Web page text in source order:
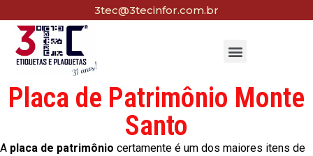
3tec@3tecinfor.com.br
Placa de Patrimônio Monte
Santo
A placa de patrimônio certamente é um dos maiores itens de